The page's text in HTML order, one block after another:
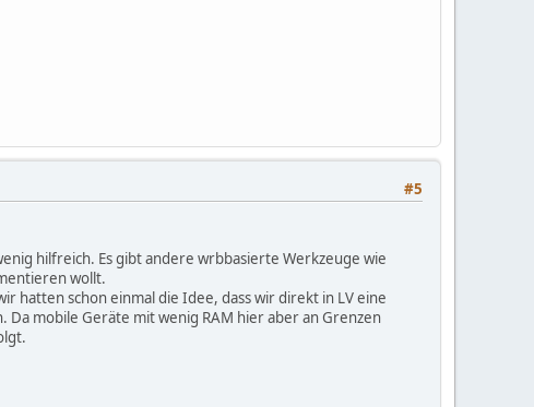
#5
hilfreich. Es gibt andere wrbbasierte Werkzeuge wie
wollt.
hatten schon einmal die Idee, dass wir direkt in LV eine
mobile Geräte mit wenig RAM hier aber an Grenzen